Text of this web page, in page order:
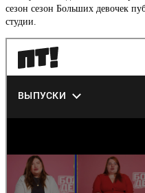
сезон сезон Больших девочек
студии.